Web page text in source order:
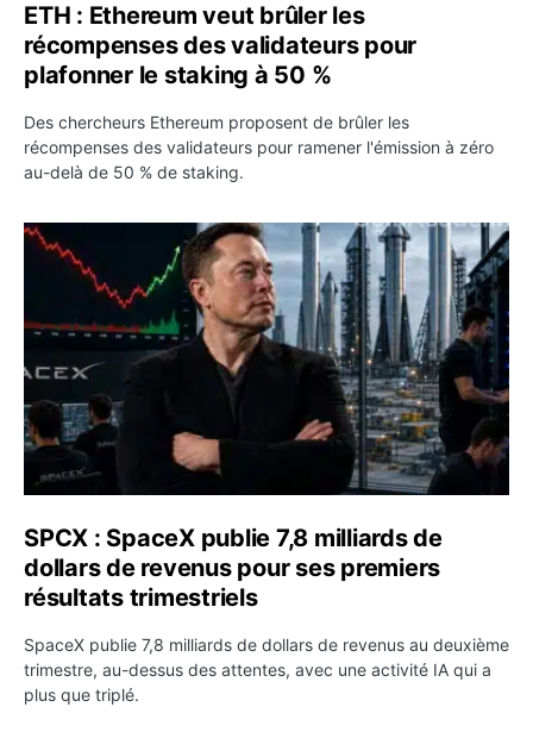
ETH : Ethereum veut brûler les
récompenses des validateurs pour
plafonner le staking à 50 %
Des chercheurs Ethereum proposent de brûler les
récompenses des validateurs pour ramener l'émission à zéro
au-delà de 50 % de staking.
SPCX : SpaceX publie 7,8 milliards de dollars de
SPCX : SpaceX publie 7,8 milliards de
dollars de revenus pour ses premiers
résultats trimestriels
SpaceX publie 7,8 milliards de dollars de revenus au deuxième
trimestre, au-dessus des attentes, avec une activité IA qui a
plus que triplé.